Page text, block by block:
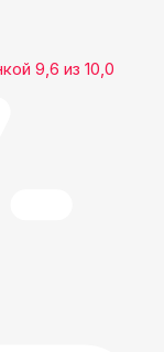
9,6 из 10,0